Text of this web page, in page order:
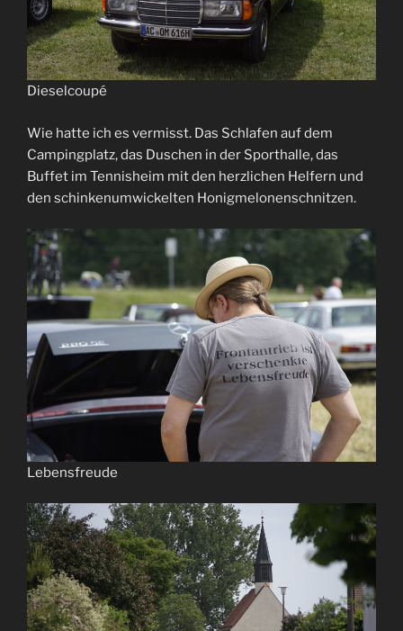
Dieselcoupé
Wie hatte ich es vermisst. Das Schlafen auf dem
Campingplatz, das Duschen in der Sporthalle, das
Buffet im Tennisheim mit den herzlichen Helfern und
den schinkenumwickelten Honigmelonenschnitzen.
Lebensfreude